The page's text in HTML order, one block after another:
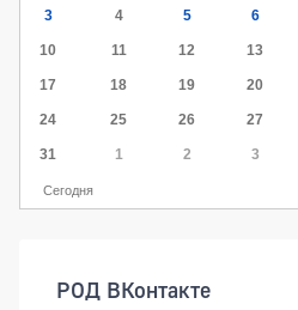
3 4 5 6
10 11 12 13
17 18 19 20
24 25 26 27
31 1 2 3
Сегодня
РОД ВКонтакте